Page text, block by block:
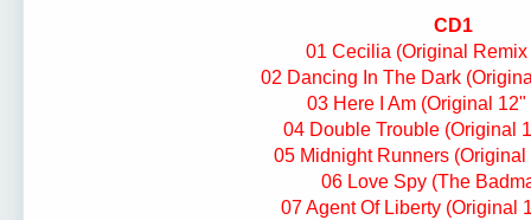
CD1
01 Cecilia (Original Remix
02 Dancing In The Dark
03 Here I Am (Original 12"
04 Double Trouble (Original
05 Midnight Runners (Original
06 Love Spy (The
07 Agent Of Liberty (Original